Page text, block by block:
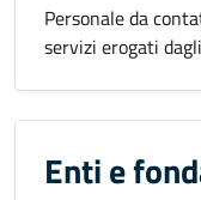
Personale da
servizi erogati
Enti e